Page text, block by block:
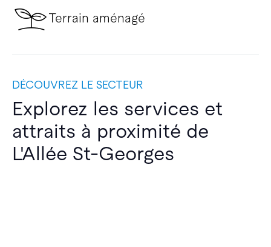
Terrain aménagé
DÉCOUVREZ LE SECTEUR
Explorez les services et
attraits à proximité de
L'Allée St-Georges